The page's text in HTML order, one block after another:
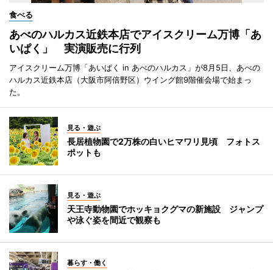
食べる
あべのハルカス近鉄本店でアイスクリーム万博「あ
いぱく」 実演販売に行列
アイスクリーム万博「あいぱく in あべのハルカス」が8月5日、あべの
ハルカス近鉄本店（大阪市阿倍野区）ウイング館9階催会場で始まっ
た。
見る・遊ぶ
長居植物園で2万株の白いヒマワリ見頃 フォトス
ポットも
見る・遊ぶ
天王寺動物園でホッキョクグマの新施設 ジャンプ
や泳ぐ姿を間近で観察も
暮らす・働く